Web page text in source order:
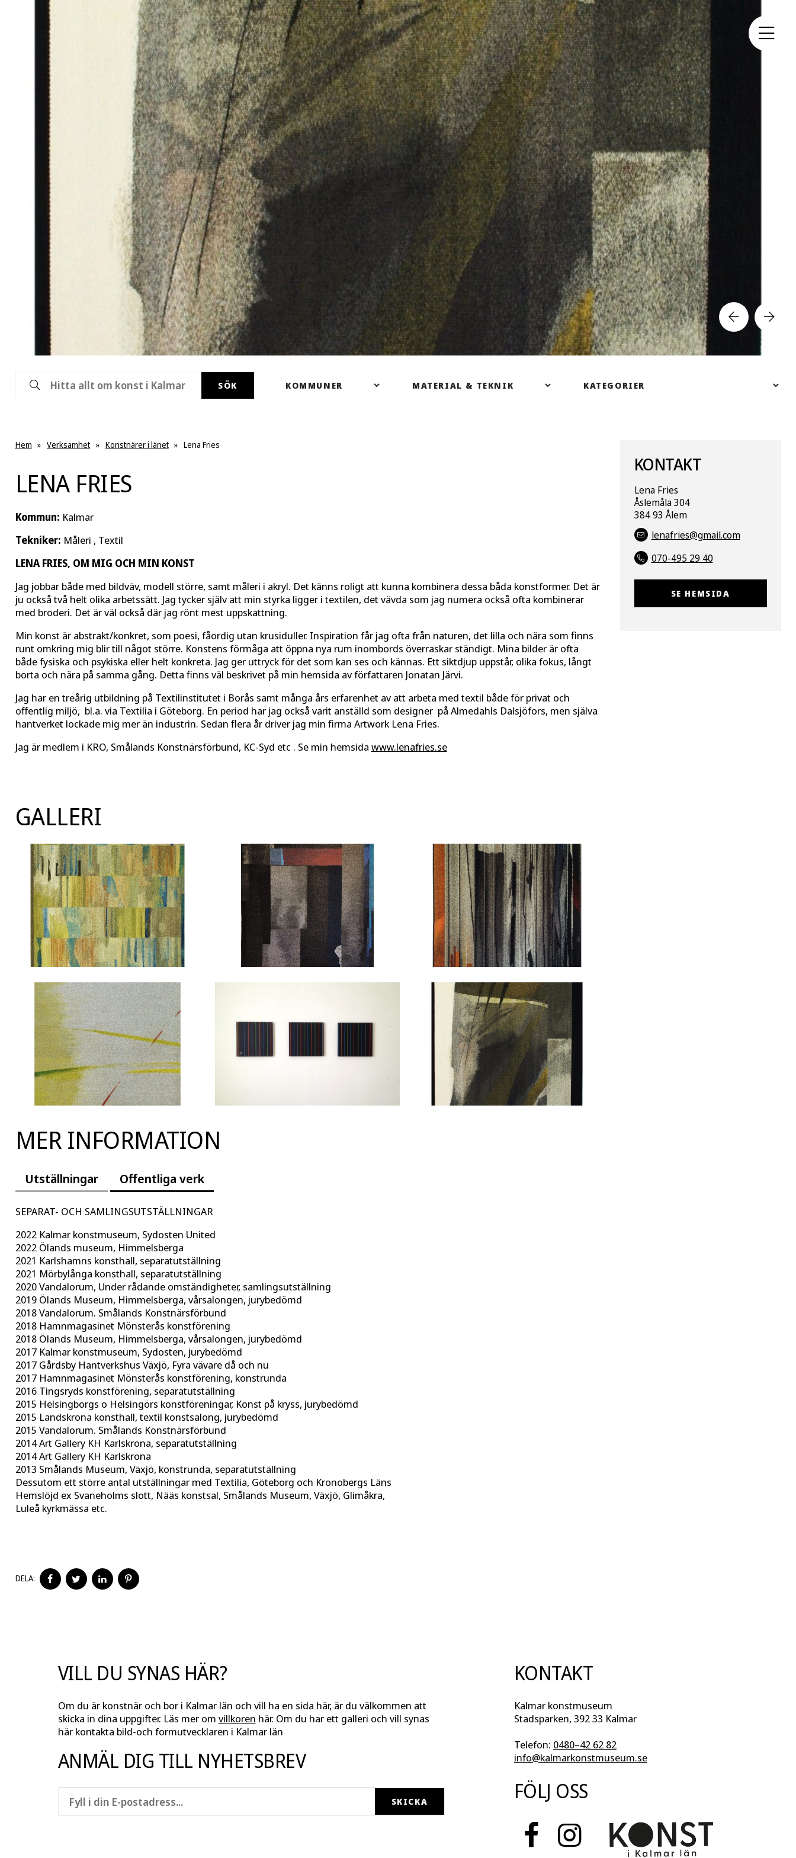
SÖK
Hem » Verksamhet » Konstnärer i länet » Lena Fries
LENA FRIES
Kommun: Kalmar
Tekniker: Måleri , Textil
LENA FRIES, OM MIG OCH MIN KONST
Jag jobbar både med bildväv, modell större, samt måleri i akryl. Det känns roligt att kunna kombinera dessa båda konstformer. Det är
ju också två helt olika arbetssätt. Jag tycker själv att min styrka ligger i textilen, det vävda som jag numera också ofta kombinerar
med broderi. Det är väl också där jag rönt mest uppskattning.
Min konst är abstrakt/konkret, som poesi, fåordig utan krusiduller. Inspiration får jag ofta från naturen, det lilla och nära som finns
runt omkring mig blir till något större. Konstens förmåga att öppna nya rum inombords överraskar ständigt. Mina bilder är ofta
både fysiska och psykiska eller helt konkreta. Jag ger uttryck för det som kan ses och kännas. Ett siktdjup uppstår, olika fokus, långt
borta och nära på samma gång. Detta finns väl beskrivet på min hemsida av författaren Jonatan Järvi.
Jag har en treårig utbildning på Textilinstitutet i Borås samt många års erfarenhet av att arbeta med textil både för privat och
offentlig miljö, bl.a. via Textilia i Göteborg. En period har jag också varit anställd som designer på Almedahls Dalsjöfors, men själva
hantverket lockade mig mer än industrin. Sedan flera år driver jag min firma Artwork Lena Fries.
Jag är medlem i KRO, Smålands Konstnärsförbund, KC-Syd etc . Se min hemsida www.lenafries.se
GALLERI
MER INFORMATION
Utställningar Offentliga verk
SEPARAT- OCH SAMLINGSUTSTÄLLNINGAR
2022 Kalmar konstmuseum, Sydosten United
2022 Ölands museum, Himmelsberga
2021 Karlshamns konsthall, separatutställning
2021 Mörbylånga konsthall, separatutställning
2020 Vandalorum, Under rådande omständigheter, samlingsutställning
2019 Ölands Museum, Himmelsberga, vårsalongen, jurybedömd
2018 Vandalorum. Smålands Konstnärsförbund
2018 Hamnmagasinet Mönsterås konstförening
2018 Ölands Museum, Himmelsberga, vårsalongen, jurybedömd
2017 Kalmar konstmuseum, Sydosten, jurybedömd
2017 Gårdsby Hantverkshus Växjö, Fyra vävare då och nu
2017 Hamnmagasinet Mönsterås konstförening, konstrunda
2016 Tingsryds konstförening, separatutställning
2015 Helsingborgs o Helsingörs konstföreningar, Konst på kryss, jurybedömd
2015 Landskrona konsthall, textil konstsalong, jurybedömd
2015 Vandalorum. Smålands Konstnärsförbund
2014 Art Gallery KH Karlskrona, separatutställning
2014 Art Gallery KH Karlskrona
2013 Smålands Museum, Växjö, konstrunda, separatutställning
Dessutom ett större antal utställningar med Textilia, Göteborg och Kronobergs Läns
Hemslöjd ex Svaneholms slott, Nääs konstsal, Smålands Museum, Växjö, Glimåkra,
Luleå kyrkmässa etc.
DELA:
DELA
PÅ
DELA
PÅ
DELA
PÅ
DELA
PÅ
KONTAKT
Lena Fries
Åslemåla 304
384 93 Ålem
lenafries@gmail.com
070-495 29 40
SE HEMSIDA
VILL DU SYNAS HÄR?
Om du är konstnär och bor i Kalmar län och vill ha en sida här, är du välkommen att
skicka in dina uppgifter. Läs mer om villkoren här. Om du har ett galleri och vill synas
här kontakta bild-och formutvecklaren i Kalmar län
ANMÄL DIG TILL NYHETSBREV
KONTAKT
Kalmar konstmuseum
Stadsparken, 392 33 Kalmar
Telefon: 0480–42 62 82
info@kalmarkonstmuseum.se
FÖLJ OSS